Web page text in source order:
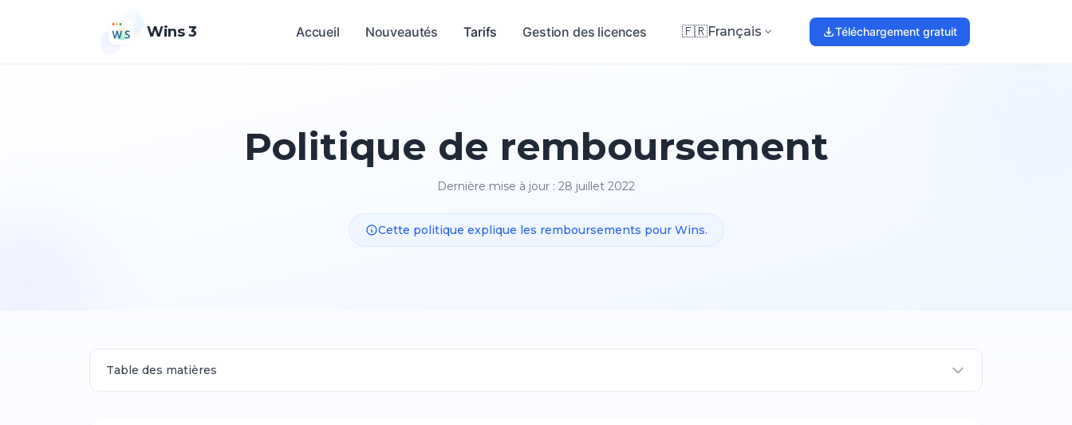
Wins 3 Accueil Nouveautés Tarifs Gestion des licences 🇫🇷Français Téléchargement gratuit
Politique de remboursement
Dernière mise à jour : 28 juillet 2022
Cette politique explique les remboursements pour Wins.
Table des matières